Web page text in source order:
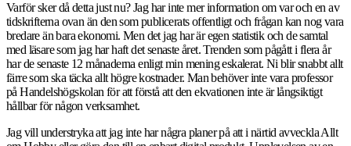
Varför sker då detta just nu? Jag har inte mer information om var och en av
tidskrifterna ovan än den som publicerats offentligt och frågan kan nog vara
bredare än bara ekonomi. Men det jag har är egen statistik och de samtal
med läsare som jag har haft det senaste året. Trenden som pågått i flera år
har de senaste 12 månaderna enligt min mening eskalerat. Ni blir snabbt allt
färre som ska täcka allt högre kostnader. Man behöver inte vara professor
på Handelshögskolan för att förstå att den ekvationen inte är långsiktigt
hållbar för någon verksamhet.
Jag vill understryka att jag inte har några planer på att i närtid avveckla Allt